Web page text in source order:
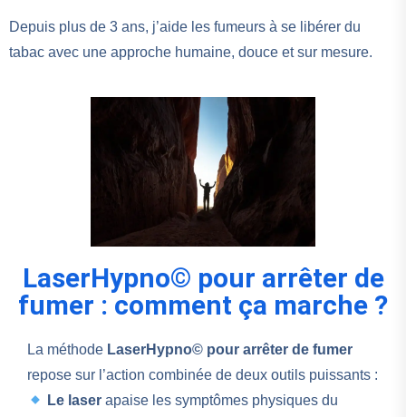
Depuis plus de 3 ans, j’aide les fumeurs à se libérer du
tabac avec une approche humaine, douce et sur mesure.
LaserHypno© pour arrêter de
fumer : comment ça marche ?
La méthode LaserHypno© pour arrêter de fumer
repose sur l’action combinée de deux outils puissants :
Le laser apaise les symptômes physiques du